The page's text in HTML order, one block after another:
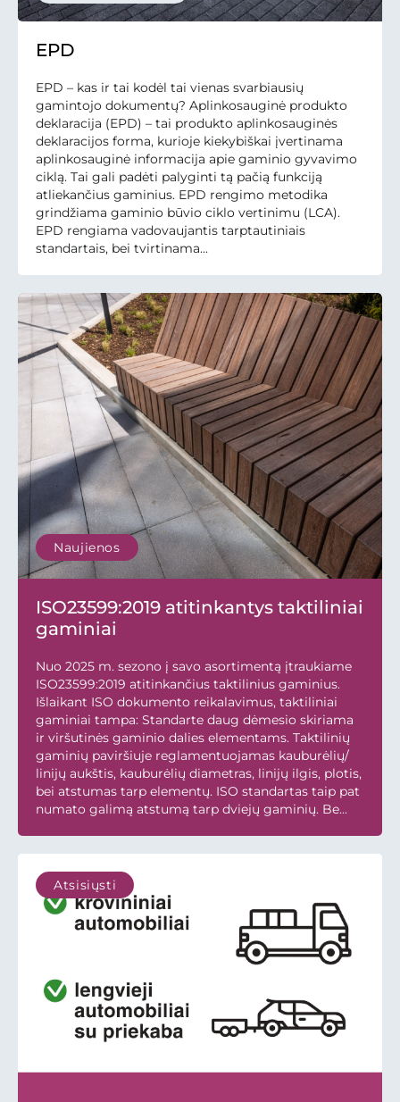
EPD
EPD – kas ir tai kodėl tai vienas svarbiausių
gamintojo dokumentų? Aplinkosauginė produkto
deklaracija (EPD) – tai produkto aplinkosauginės
deklaracijos forma, kurioje kiekybiškai įvertinama
aplinkosauginė informacija apie gaminio gyvavimo
ciklą. Tai gali padėti palyginti tą pačią funkciją
atliekančius gaminius. EPD rengimo metodika
grindžiama gaminio būvio ciklo vertinimu (LCA).
EPD rengiama vadovaujantis tarptautiniais
standartais, bei tvirtinama...
Naujienos
ISO23599:2019 atitinkantys taktiliniai
gaminiai
Nuo 2025 m. sezono į savo asortimentą įtraukiame
ISO23599:2019 atitinkančius taktilinius gaminius.
Išlaikant ISO dokumento reikalavimus, taktiliniai
gaminiai tampa: Standarte daug dėmesio skiriama
ir viršutinės gaminio dalies elementams. Taktilinių
gaminių paviršiuje reglamentuojamas kauburėlių/
linijų aukštis, kauburėlių diametras, linijų ilgis, plotis,
bei atstumas tarp elementų. ISO standartas taip pat
numato galimą atstumą tarp dviejų gaminių. Be...
Atsisiųsti